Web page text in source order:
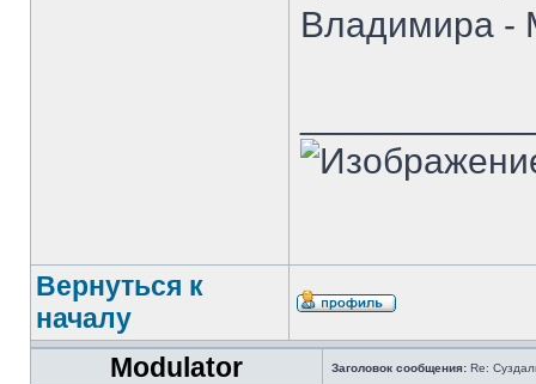
Владимира -
Вернуться к
началу
Modulator
Заголовок сообщения: Re: